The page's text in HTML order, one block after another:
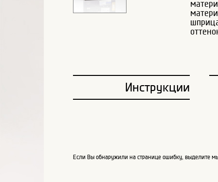
Инструкции
Если Вы обнаружили на странице ошибку, выделите